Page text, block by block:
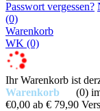
Passwort vergessen?
(0)
Warenkorb
WK (0)
Ihr Warenkorb ist
Warenkorb
(0)
€0,00 ab € 79,90